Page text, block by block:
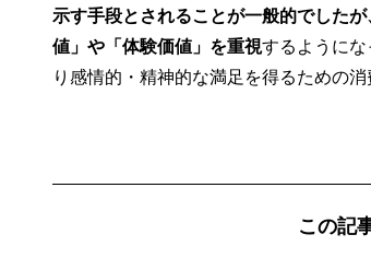
示す手段とされることが一般的でした
値」や「体験価値」を重視するように
り感情的・精神的な満足を得るための
この記